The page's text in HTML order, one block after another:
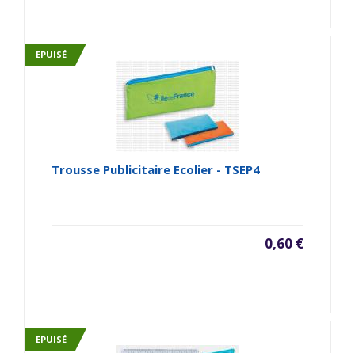
EPUISÉ
Trousse Publicitaire Ecolier - TSEP4
0,60 €
EPUISÉ